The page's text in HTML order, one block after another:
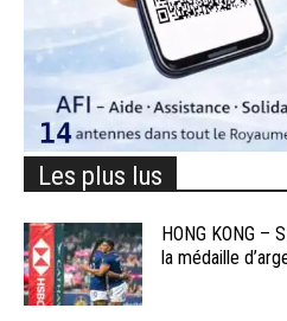
Les plus lus
HONG KONG –
la médaille